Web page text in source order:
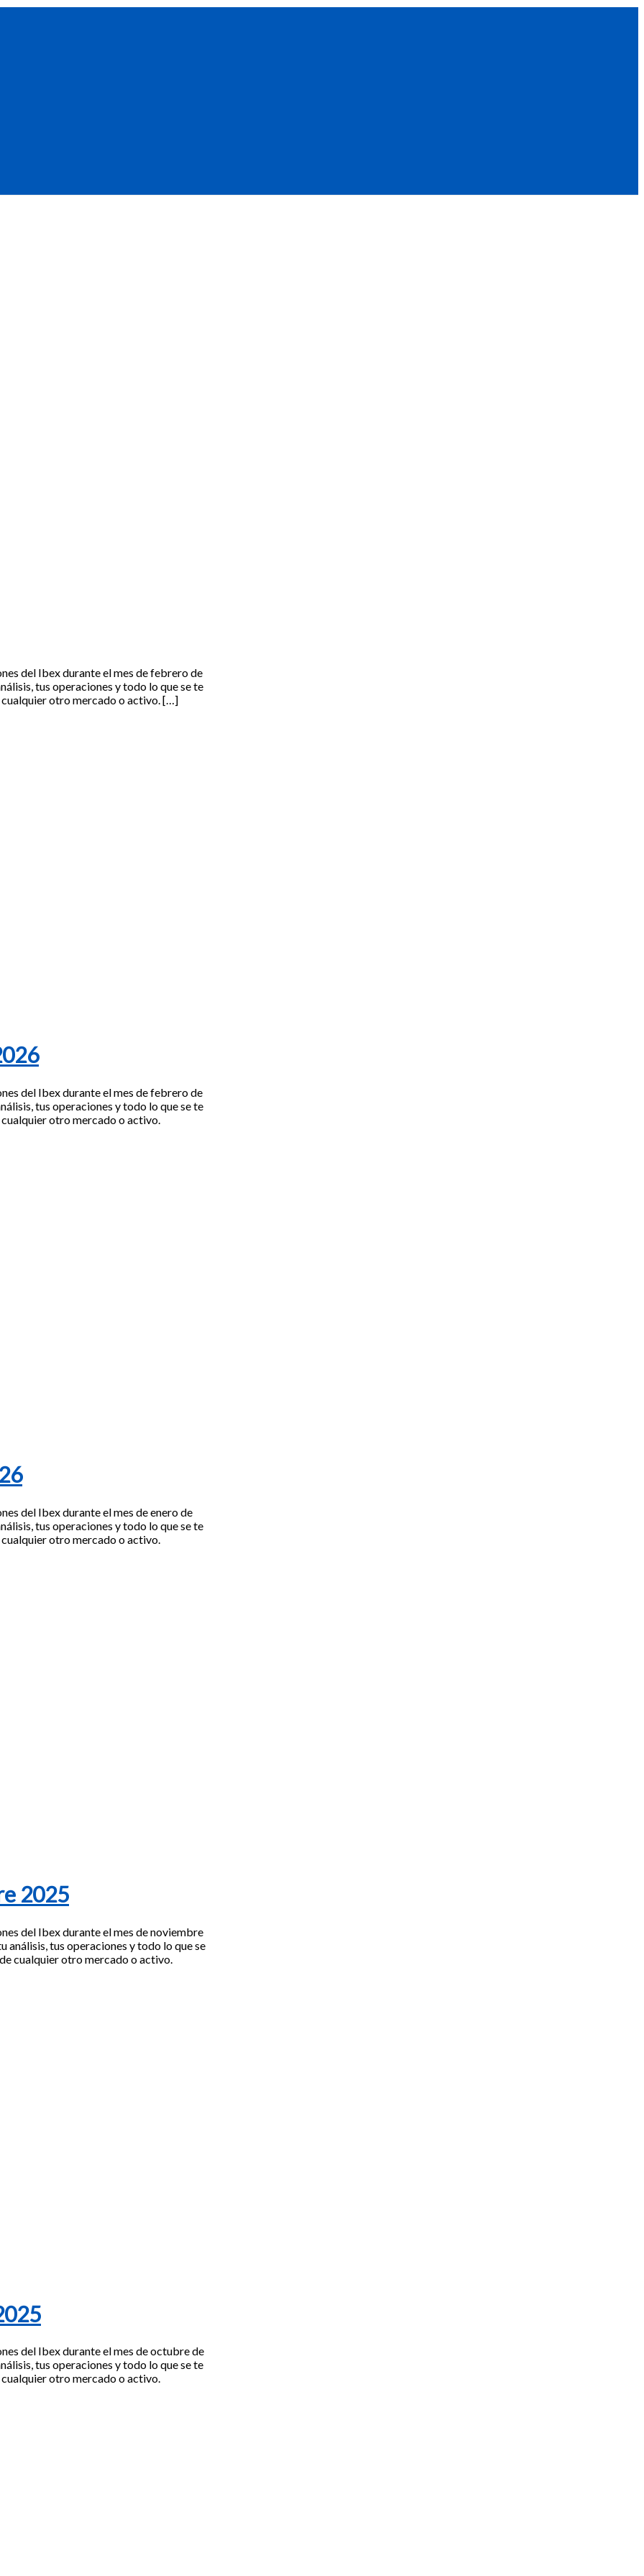
del Ibex durante el mes de febrero de
tus operaciones y todo lo que se te
cualquier otro mercado o activo. […]
del Ibex durante el mes de febrero de
tus operaciones y todo lo que se te
cualquier otro mercado o activo.
del Ibex durante el mes de enero de
tus operaciones y todo lo que se te
otro mercado o activo.
2025
del Ibex durante el mes de noviembre
análisis, tus operaciones y todo lo que se
cualquier otro mercado o activo.
del Ibex durante el mes de octubre de
tus operaciones y todo lo que se te
cualquier otro mercado o activo.